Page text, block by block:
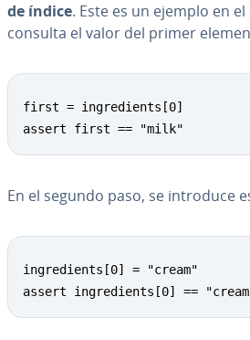
de índice. Este es un ejemplo en
consulta el valor del primer
first = ingredients[0]
assert first == "milk"
En el segundo paso, se introduce
ingredients[0] = "cream"
assert ingredients[0] ==